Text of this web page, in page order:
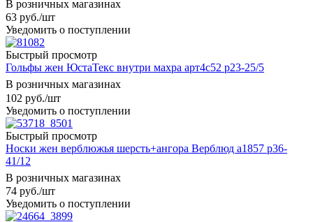
В розничных магазинах
63 руб./шт
Уведомить о поступлении
Быстрый просмотр
Гольфы жен ЮстаТекс внутри махра арт4с52 р23-25/5
В розничных магазинах
102 руб./шт
Уведомить о поступлении
Быстрый просмотр
Носки жен верблюжья шерсть+ангора Верблюд а1857 р36-
41/12
В розничных магазинах
74 руб./шт
Уведомить о поступлении